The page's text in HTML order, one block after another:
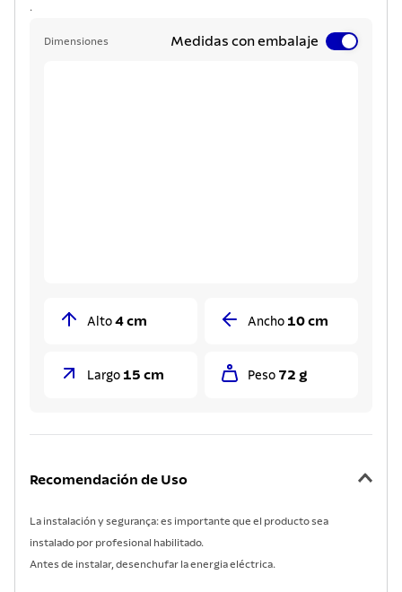
.
Dimensiones Medidas con embalaje
Alto 4 cm Ancho 10 cm
Largo 15 cm Peso 72 g
Recomendación de Uso
La instalación y segurança: es importante que el producto sea
instalado por profesional habilitado.
Antes de instalar, desenchufar la energia eléctrica.